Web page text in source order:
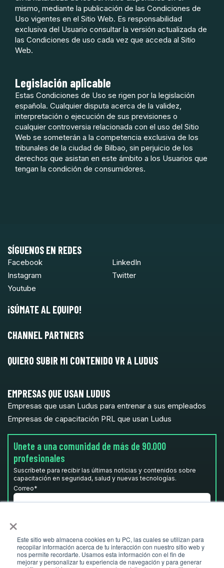
×
Este sitio web almacena cookies en tu PC, las cuales se utilizan para
recopilar información acerca de tu interacción con nuestro sitio web y
nos permite recordarte. Usamos esta información con el fin de
mejorar y personalizar tu experiencia de navegación y para generar
mismo, mediante la publicación de las Condiciones de
Uso vigentes en el Sitio Web. Es responsabilidad
exclusiva del Usuario consultar la versión actualizada de
las Condiciones de uso cada vez que acceda al Sitio
Web.
Legislación aplicable
Estas Condiciones de Uso se rigen por la legislación
española. Cualquier disputa acerca de la validez,
interpretación o ejecución de sus previsiones o
cualquier controversia relacionada con el uso del Sitio
Web se someterán a la competencia exclusiva de los
tribunales de la ciudad de Bilbao, sin perjuicio de los
derechos que asistan en este ámbito a los Usuarios que
tengan la condición de consumidores.
SÍGUENOS EN REDES
Facebook
LinkedIn
Instagram
Twitter
Youtube
¡SÚMATE AL EQUIPO!
CHANNEL PARTNERS
QUIERO SUBIR MI CONTENIDO VR A LUDUS
EMPRESAS QUE USAN LUDUS
Empresas que usan Ludus para entrenar a sus empleados
Empresas de capacitación PRL que usan Ludus
Unete a una comunidad de más de 90.000
profesionales
Suscríbete para recibir las últimas noticias y contenidos sobre
capacitación en seguridad, salud y nuevas tecnologías.
Correo*